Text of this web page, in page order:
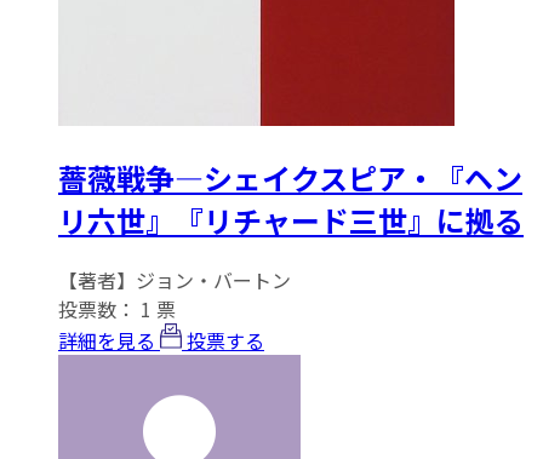
薔薇戦争―シェイクスピア・『ヘン
リ六世』『リチャード三世』に拠る
【著者】ジョン・バートン
投票数： 1 票
詳細を見る
投票する